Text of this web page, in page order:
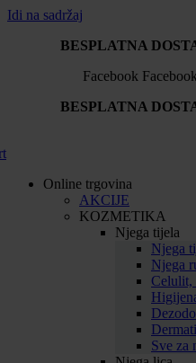
Idi na sadržaj
BESPLATNA
Facebook
BESPLATNA
Online trgovina
AKCIJE
KOZMETIKA
Njega tijela
Njega
Njega
Celulit,
Sve za